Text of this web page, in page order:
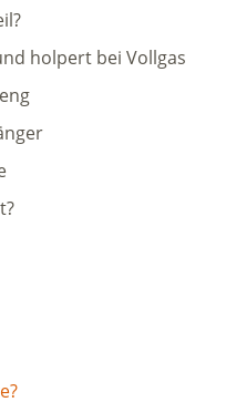
holpert bei Vollgas